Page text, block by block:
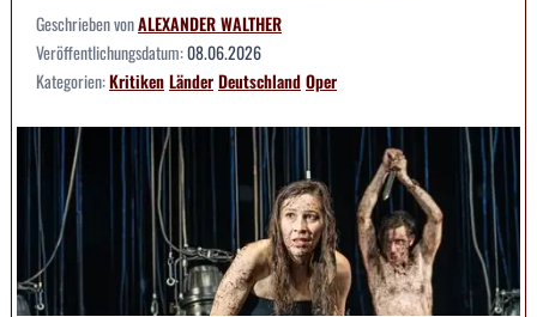
Geschrieben vonALEXANDER WALTHER
Veröffentlichungsdatum:08.06.2026
Kategorien:KritikenLänderDeutschlandOper